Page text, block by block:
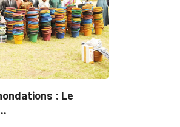
MARCHÉS PUBLICS
Marchés publics : L’ARCOP